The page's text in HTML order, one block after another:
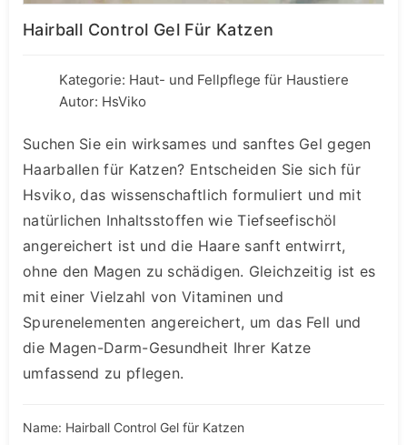
Hairball Control Gel Für Katzen
Kategorie: Haut- und Fellpflege für Haustiere
Autor: HsViko
Suchen Sie ein wirksames und sanftes Gel gegen
Haarballen für Katzen? Entscheiden Sie sich für
Hsviko, das wissenschaftlich formuliert und mit
natürlichen Inhaltsstoffen wie Tiefseefischöl
angereichert ist und die Haare sanft entwirrt,
ohne den Magen zu schädigen. Gleichzeitig ist es
mit einer Vielzahl von Vitaminen und
Spurenelementen angereichert, um das Fell und
die Magen-Darm-Gesundheit Ihrer Katze
umfassend zu pflegen.
Name: Hairball Control Gel für Katzen